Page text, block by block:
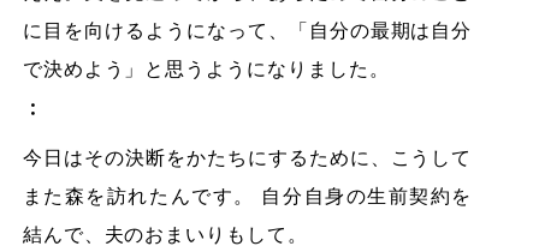
に目を向けるようになって、「自分の最期は自分
で決めよう」と思うようになりました。
：
今日はその決断をかたちにするために、こうして
また森を訪れたんです。 自分自身の生前契約を
結んで、夫のおまいりもして。